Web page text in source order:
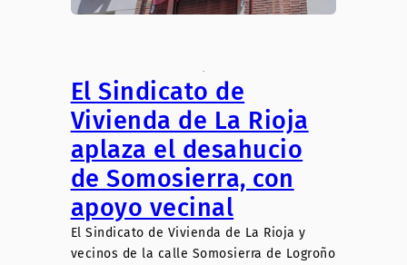
.
El Sindicato de
Vivienda de La Rioja
aplaza el desahucio
de Somosierra, con
apoyo vecinal
El Sindicato de Vivienda de La Rioja y
vecinos de la calle Somosierra de Logroño